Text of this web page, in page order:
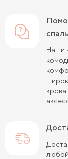
Поможем подобрать светлые комоды в
Наши